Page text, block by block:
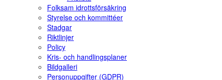
Folksam idrottsförsäkring
Styrelse och kommittéer
Stadgar
Riktlinjer
Policy
Kris- och handlingsplaner
Bildgalleri
Personuppgifter (GDPR)